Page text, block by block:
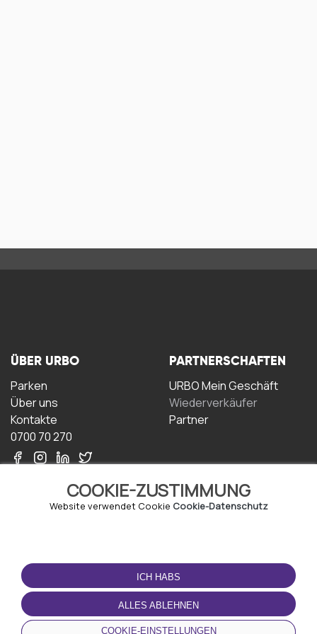
COOKIE-ZUSTIMMUNG
Website verwendet Cookie Cookie-Datenschutz
ICH HABS
ALLES ABLEHNEN
COOKIE-EINSTELLUNGEN
ÜBER URBO
Parken
Über uns
Kontakte
0700 70 270
PARTNERSCHAFTEN
URBO Mein Geschäft
Wiederverkäufer
Partner
NUTZUNGSBEDINGUNGEN
Geschäftsbedingungen
Datenschutz-
Bestimmungen
Cookie-Richtlinie
LADEN SIE DIE APP
HERUNTER